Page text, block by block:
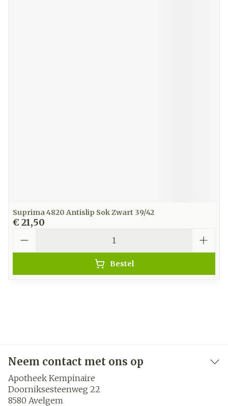
Suprima 4820 Antislip Sok Zwart 39/42
€ 21,50
Bestel
Neem contact met ons op
Apotheek Kempinaire
Doorniksesteenweg 22
8580 Avelgem